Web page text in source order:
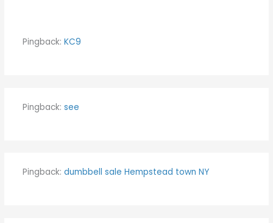
Pingback: KC9
Pingback: see
Pingback: dumbbell sale Hempstead town NY